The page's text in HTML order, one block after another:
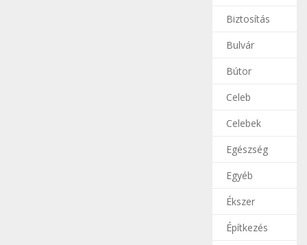
Biztosítás
Bulvár
Bútor
Celeb
Celebek
Egészség
Egyéb
Ékszer
Építkezés